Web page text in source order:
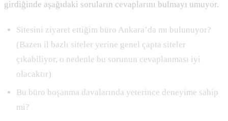
girdiğinde aşağıdaki soruların cevaplarını bulmayı umuyor.
Sitesini ziyaret ettiğim büro Ankara’da mı bulunuyor?
(Bazen il bazlı siteler yerine genel çapta siteler
çıkabiliyor, o nedenle bu sorunun cevaplanması iyi
olacaktır)
Bu büro boşanma davalarında yeterince deneyime sahip
mi?